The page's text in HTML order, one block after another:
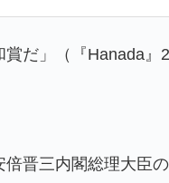
だ」（『Hanada
倍晋三内閣総理大臣